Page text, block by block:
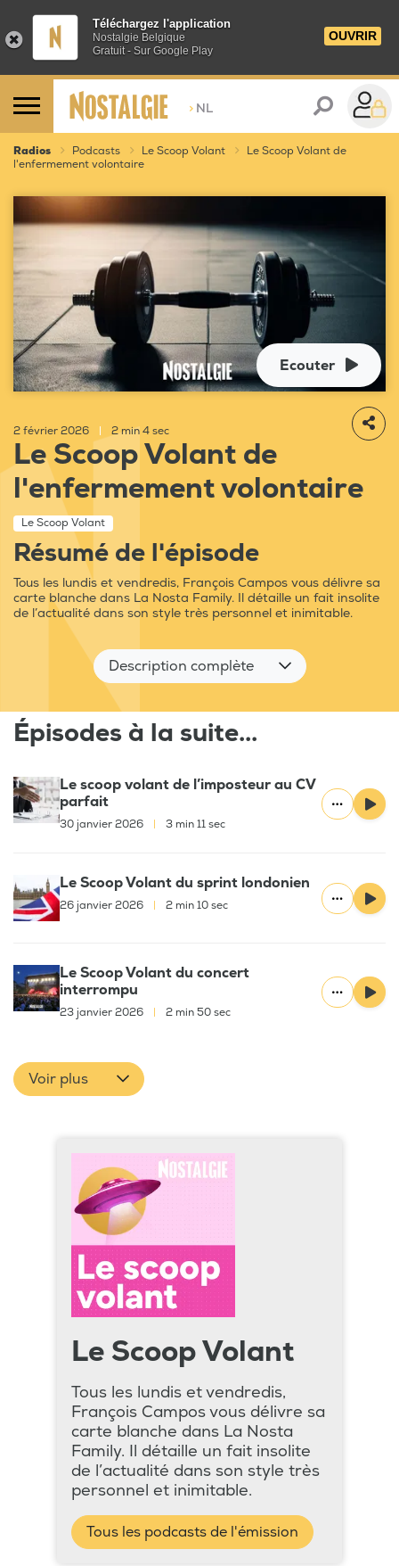
Téléchargez l'application
Nostalgie Belgique
Gratuit - Sur Google Play
OUVRIR
> NL
Radios Podcasts Le Scoop Volant
Le Scoop Volant de
l'enfermement volontaire
Ecouter
2 février 2026 2 min 4 sec
Le Scoop Volant de
l'enfermement volontaire
Le Scoop Volant
Résumé de l'épisode
Tous les lundis et vendredis, François Campos vous délivre sa
carte blanche dans La Nosta Family. Il détaille un fait insolite
de l’actualité dans son style très personnel et inimitable.
Description complète
Épisodes à la suite...
Le scoop volant de l’imposteur au CV
parfait
30 janvier 2026 3 min 11 sec
Le Scoop Volant du sprint londonien
26 janvier 2026 2 min 10 sec
Le Scoop Volant du concert
interrompu
23 janvier 2026 2 min 50 sec
Voir plus
Le Scoop Volant
Tous les lundis et vendredis,
François Campos vous délivre sa
carte blanche dans La Nosta
Family. Il détaille un fait insolite
de l’actualité dans son style très
personnel et inimitable.
Tous les podcasts de l'émission